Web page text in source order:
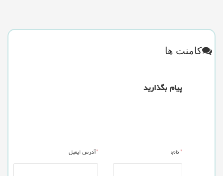
کامنت ها
پیام بگذارید
*نام: *آدرس ایمیل